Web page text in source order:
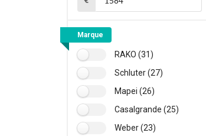
Marque
RAKO (31)
Schluter (27)
Mapei (26)
Casalgrande (25)
Weber (23)